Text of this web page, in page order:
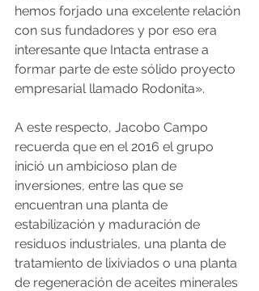
hemos forjado una excelente relación
con sus fundadores y por eso era
interesante que Intacta entrase a
formar parte de este sólido proyecto
empresarial llamado Rodonita».
A este respecto, Jacobo Campo
recuerda que en el 2016 el grupo
inició un ambicioso plan de
inversiones, entre las que se
encuentran una planta de
estabilización y maduración de
residuos industriales, una planta de
tratamiento de lixiviados o una planta
de regeneración de aceites minerales